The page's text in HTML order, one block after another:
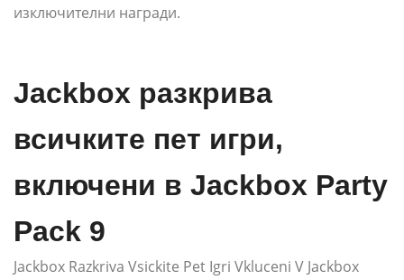
изключителни награди.
Jackbox разкрива
всичките пет игри,
включени в Jackbox Party
Pack 9
Jackbox Razkriva Vsickite Pet Igri Vkluceni V Jackbox